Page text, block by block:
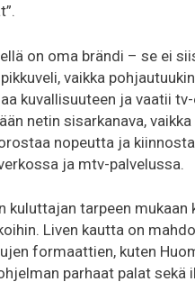
on oma brändi – se ei
vaikka
kuvallisuuteen ja vaatii
netin sisarkanava,
nopeutta ja
ja mtv-palvelussa.
kuluttajan tarpeen mukaan
Liven kautta on
formaattien, kuten
parhaat palat sekä